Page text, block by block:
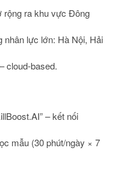
rộng ra khu vực Đông
nhân lực lớn: Hà Nội, Hải
cloud-based.
– kết nối
mẫu (30 phút/ngày × 7